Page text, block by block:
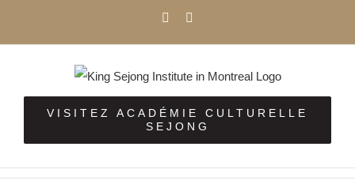
Facebook
VISITEZ ACADÉMIE CULTURELLE
SEJONG